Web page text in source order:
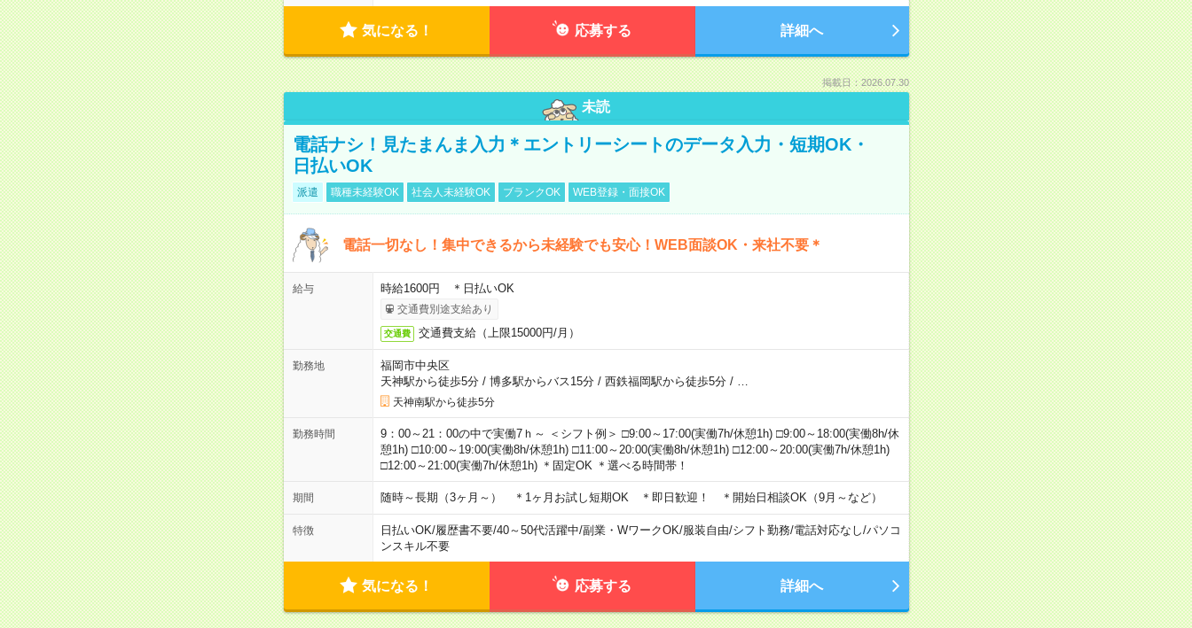
気になる！ 応募する 詳細へ
掲載日：2026.07.30
未読
電話ナシ！見たまんま入力＊エントリーシートのデータ入力・短期OK・
日払いOK
派遣 職種未経験OK 社会人未経験OK ブランクOK WEB登録・面接OK
電話一切なし！集中できるから未経験でも安心！WEB面談OK・来社不要＊
給与 時給1600円 ＊日払いOK
交通費別途支給あり
交通費 交通費支給（上限15000円/月）
勤務地
福岡市中央区
天神駅から徒歩5分/ 博多駅からバス15分/ 西鉄福岡駅から徒歩5分/ …
天神南駅から徒歩5分
勤務時間
9：00～21：00の中で実働7ｈ～ ＜シフト例＞ □9:00～17:00(実働7h/休憩1h) □9:00～18:00(実働8h/休
憩1h) □10:00～19:00(実働8h/休憩1h) □11:00～20:00(実働8h/休憩1h) □12:00～20:00(実働7h/休憩1h)
□12:00～21:00(実働7h/休憩1h) ＊固定OK ＊選べる時間帯！
期間 随時～長期（3ヶ月～） ＊1ヶ月お試し短期OK ＊即日歓迎！ ＊開始日相談OK（9月～など）
特徴 日払いOK/履歴書不要/40～50代活躍中/副業・WワークOK/服装自由/シフト勤務/電話対応なし/パソコ
ンスキル不要
気になる！ 応募する 詳細へ